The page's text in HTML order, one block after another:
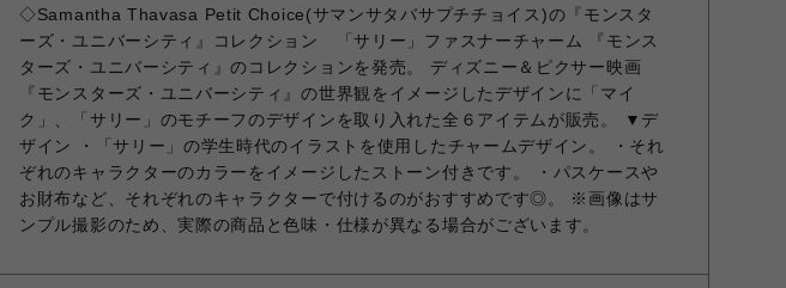
◇Samantha Thavasa Petit Choice(サマンサタバサプチチョイス)の『モンスタ
ーズ・ユニバーシティ』コレクション 「サリー」ファスナーチャーム 『モンス
ターズ・ユニバーシティ』のコレクションを発売。 ディズニー＆ピクサー映画
『モンスターズ・ユニバーシティ』の世界観をイメージしたデザインに「マイ
ク」、「サリー」のモチーフのデザインを取り入れた全６アイテムが販売。 ▼デ
ザイン ・「サリー」の学生時代のイラストを使用したチャームデザイン。 ・それ
ぞれのキャラクターのカラーをイメージしたストーン付きです。 ・パスケースや
お財布など、それぞれのキャラクターで付けるのがおすすめです◎。 ※画像はサ
ンプル撮影のため、実際の商品と色味・仕様が異なる場合がございます。